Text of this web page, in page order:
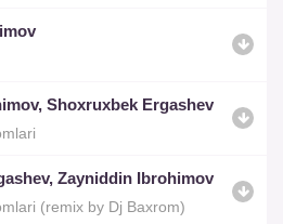
Shoxruxbek Ergashev
Zayniddin Ibrohimov
(remix by Dj Baxrom)